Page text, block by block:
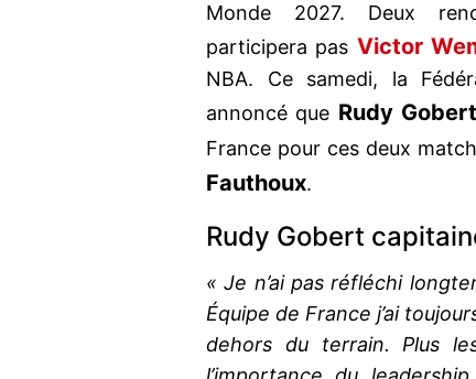
Monde 2027. Deux
participera pas Victor
NBA. Ce samedi, la
annoncé que Rudy Gobert
France pour ces deux
Fauthoux.
Rudy Gobert
« Je n’ai pas réfléchi
Équipe de France j’ai
dehors du terrain. Plus